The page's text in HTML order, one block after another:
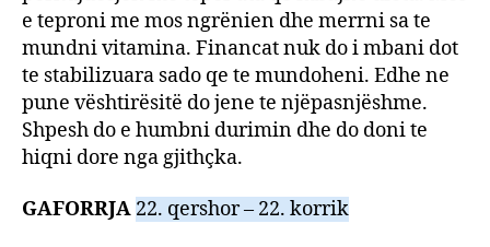
e teproni me mos ngrënien dhe merrni sa te
mundni vitamina. Financat nuk do i mbani dot
te stabilizuara sado qe te mundoheni. Edhe ne
pune vështirësitë do jene te njëpasnjëshme.
Shpesh do e humbni durimin dhe do doni te
hiqni dore nga gjithçka.
GAFORRJA 22. qershor – 22. korrik